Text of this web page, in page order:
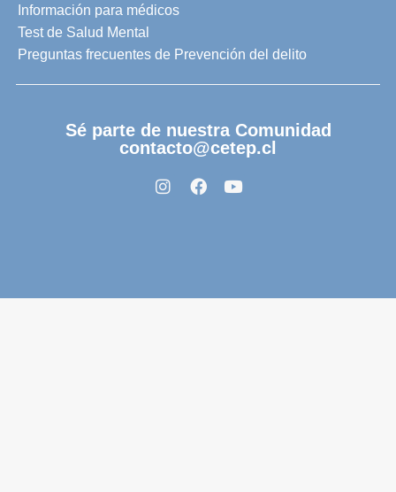
Información para médicos
Test de Salud Mental
Preguntas frecuentes de Prevención del delito
Sé parte de nuestra Comunidad
contacto@cetep.cl